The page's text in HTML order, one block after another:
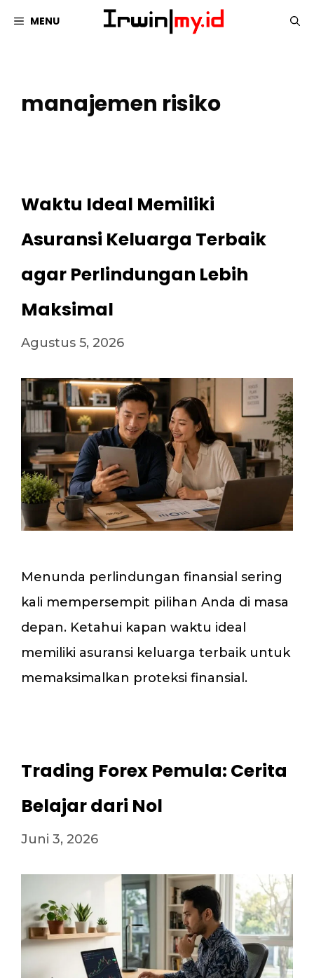
MENU
manajemen risiko
Waktu Ideal Memiliki
Asuransi Keluarga Terbaik
agar Perlindungan Lebih
Maksimal
Agustus 5, 2026
Menunda perlindungan finansial sering
kali mempersempit pilihan Anda di masa
depan. Ketahui kapan waktu ideal
memiliki asuransi keluarga terbaik untuk
memaksimalkan proteksi finansial.
Trading Forex Pemula: Cerita
Belajar dari Nol
Juni 3, 2026